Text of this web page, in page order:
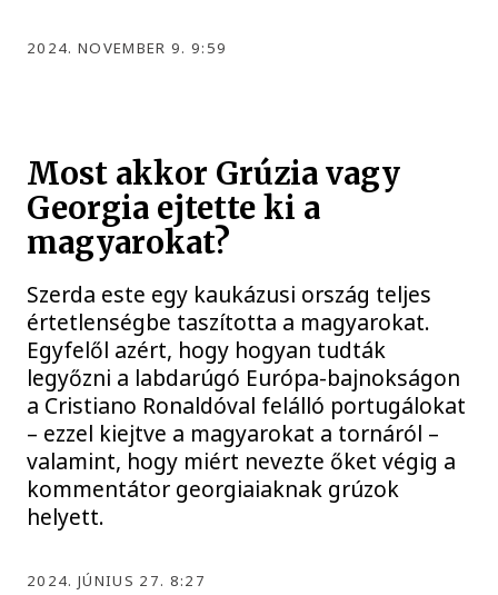
2024. NOVEMBER 9. 9:59
Most akkor Grúzia vagy
Georgia ejtette ki a
magyarokat?
Szerda este egy kaukázusi ország teljes
értetlenségbe taszította a magyarokat.
Egyfelől azért, hogy hogyan tudták
legyőzni a labdarúgó Európa-bajnokságon
a Cristiano Ronaldóval felálló portugálokat
– ezzel kiejtve a magyarokat a tornáról –
valamint, hogy miért nevezte őket végig a
kommentátor georgiaiaknak grúzok
helyett.
2024. JÚNIUS 27. 8:27